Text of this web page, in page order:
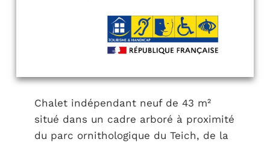
Chalet indépendant neuf de 43 m²
situé dans un cadre arboré à proximité
du parc ornithologique du Teich, de la